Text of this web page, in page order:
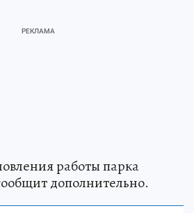
работы парка
дополнительно.